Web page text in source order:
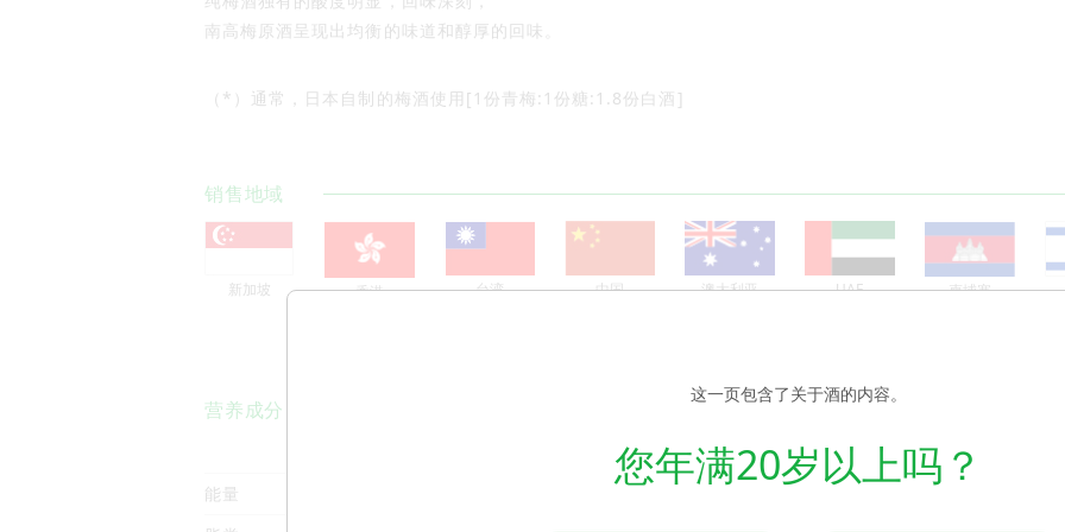
南高梅原酒呈现出均衡的味道和醇厚的回味。
（*）通常，日本自制的梅酒使用[1份青梅:1份糖:1.8份白酒]
销售地域
新加坡 香港 台湾 中国 澳大利亚 UAE 柬埔寨
营养成分
能量 227kcal
这一页包含了关于酒的内容。
您年满20岁以上吗？